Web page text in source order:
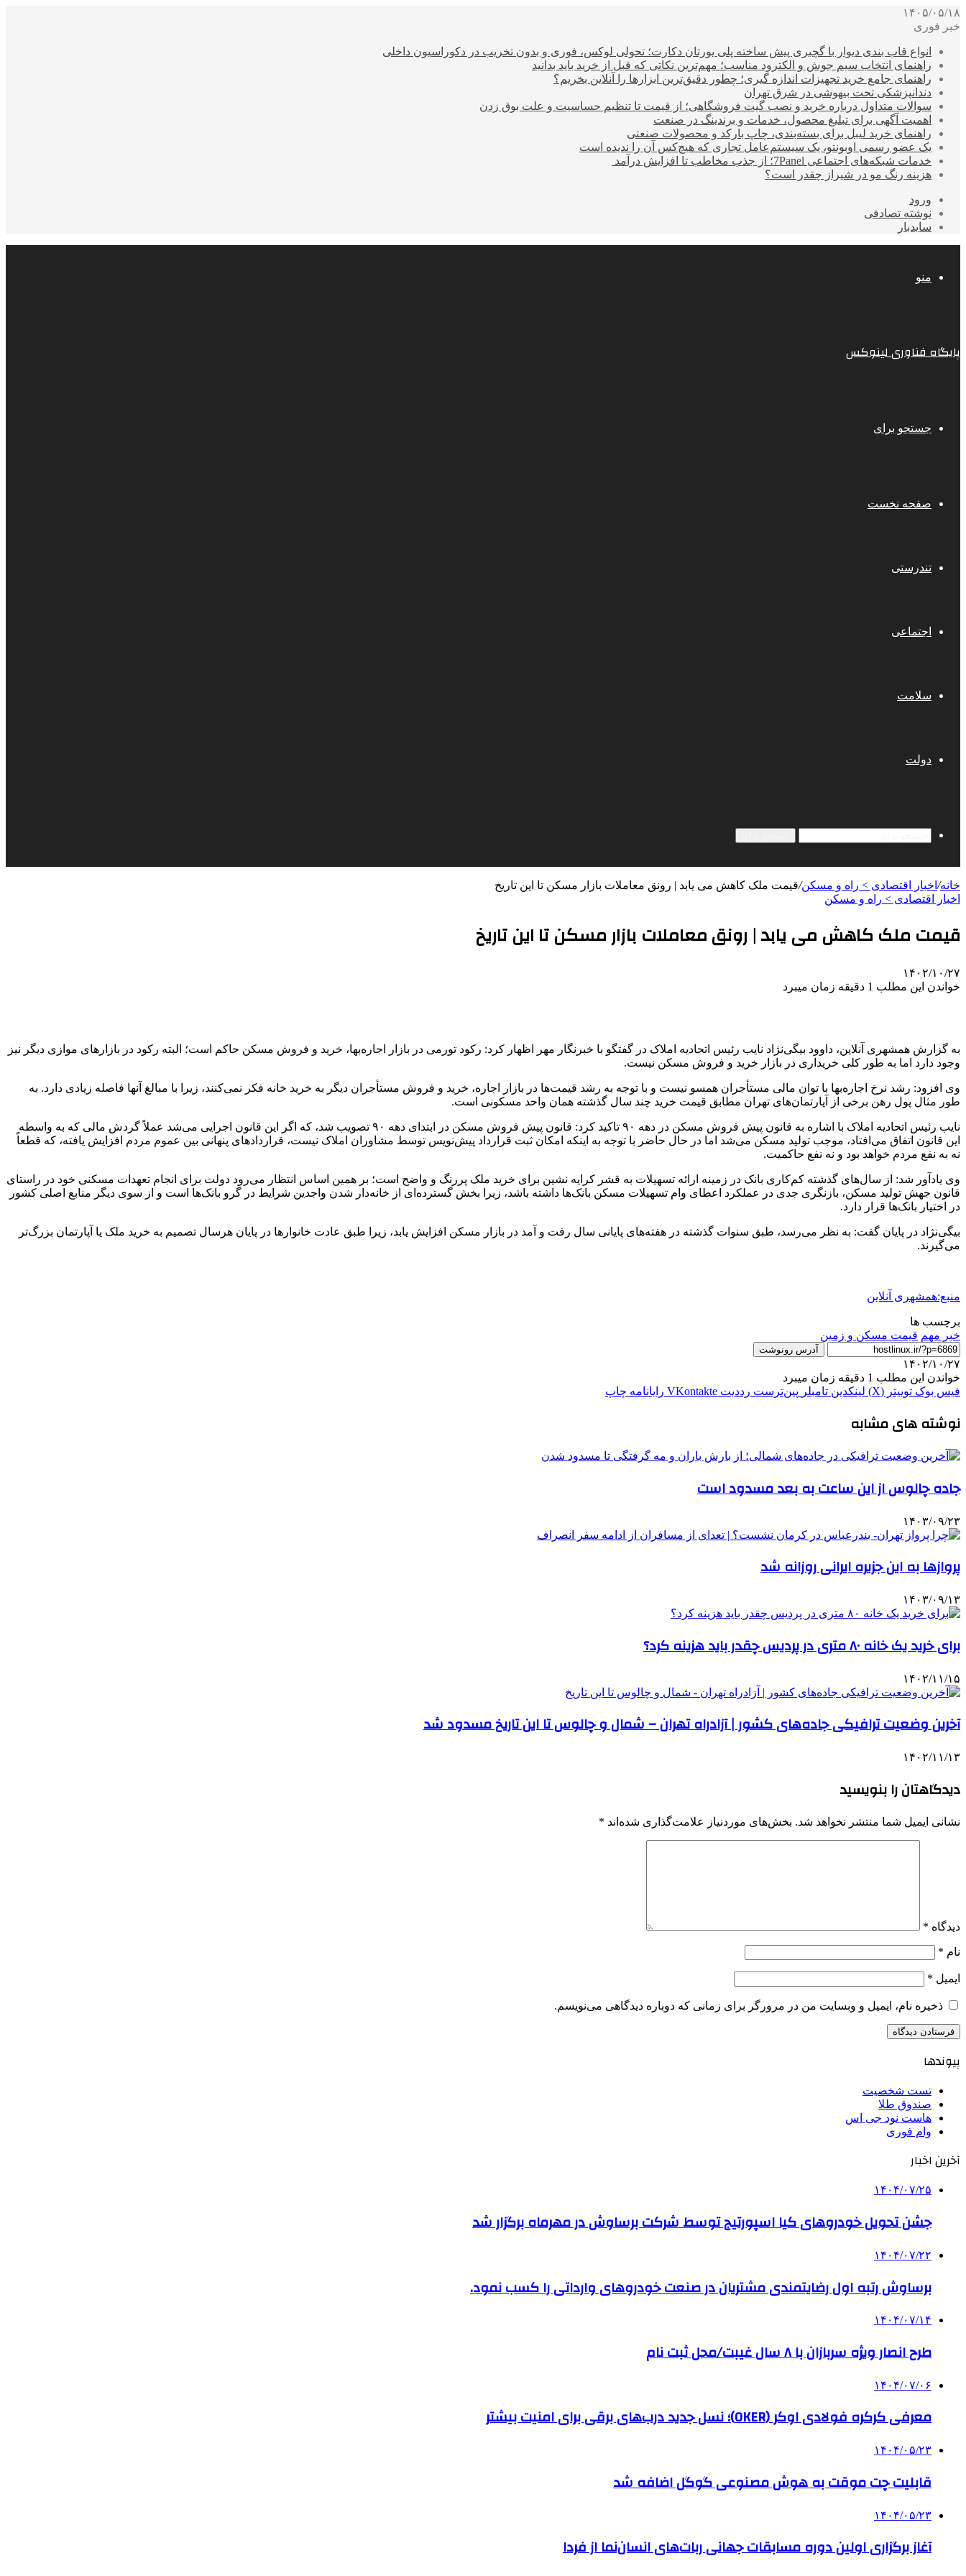
۱۴۰۵/۰۵/۱۸
خبر فوری
انواع قاب بندی دیوار با گچبری پیش ساخته پلی یورتان دکارت؛ تحولی لوکس، فوری و بدون تخریب در دکوراسیون داخلی
راهنمای انتخاب سیم جوش و الکترود مناسب؛ مهم‌ترین نکاتی که قبل از خرید باید بدانید
راهنمای جامع خرید تجهیزات اندازه گیری؛ چطور دقیق‌ترین ابزارها را آنلاین بخریم؟
دندانپزشکی تحت بیهوشی در شرق تهران
سوالات متداول درباره خرید و نصب گیت فروشگاهی؛ از قیمت تا تنظیم حساسیت و علت بوق زدن
اهمیت آگهی برای تبلیغ محصول، خدمات و برندینگ در صنعت
راهنمای خرید لیبل برای بسته‌بندی، چاپ بارکد و محصولات صنعتی
یک عضو رسمی اوبونتو، یک سیستم‌عامل تجاری که هیچ‌کس آن را ندیده است
خدمات شبکه‌های اجتماعی 7Panel؛ از جذب مخاطب تا افزایش درآمد
هزینه رنگ مو در شیراز چقدر است؟
ورود
نوشته تصادفی
سایدبار
منو
پایگاه فناوری لینوکس
جستجو برای
صفحه نخست
تندرستی
اجتماعی
سلامت
دولت
خانه/ اخبار اقتصادی > راه و مسکن/قیمت ملک کاهش می یابد | رونق معاملات بازار مسکن تا این تاریخ
اخبار اقتصادی > راه و مسکن
قیمت ملک کاهش می یابد | رونق معاملات بازار مسکن تا این تاریخ
۱۴۰۲/۱۰/۲۷
خواندن این مطلب 1 دقیقه زمان میبرد
به گزارش همشهری آنلاین،‌ داوود بیگی‌نژاد نایب رئیس اتحادیه املاک در گفتگو با خبرنگار مهر اظهار کرد: رکود تورمی در بازار اجاره‌بها، خرید و فروش مسکن حاکم است؛ البته رکود در بازارهای موازی دیگر نیز
وجود دارد اما به طور کلی خریداری در بازار خرید و فروش مسکن نیست.
وی افزود: رشد نرخ اجاره‌بها با توان مالی مستأجران همسو نیست و با توجه به رشد قیمت‌ها در بازار اجاره، خرید و فروش مستأجران دیگر به خرید خانه فکر نمی‌کنند، زیرا با مبالغ آنها فاصله زیادی دارد. به
طور مثال پول رهن برخی از آپارتمان‌های تهران مطابق قیمت خرید چند سال گذشته همان واحد مسکونی است.
نایب رئیس اتحادیه املاک با اشاره به قانون پیش فروش مسکن در دهه ۹۰ تاکید کرد: قانون پیش فروش مسکن در ابتدای دهه ۹۰ تصویب شد، که اگر این قانون اجرایی می‌شد عملاً گردش مالی که به واسطه
این قانون اتفاق می‌افتاد، موجب تولید مسکن می‌شد اما در حال حاضر با توجه به اینکه امکان ثبت قرارداد پیش‌نویس توسط مشاوران املاک نیست، قراردادهای پنهانی بین عموم مردم افزایش یافته، که قطعاً
نه به نفع مردم خواهد بود و نه نفع حاکمیت.
وی یادآور شد: از سال‌های گذشته کم‌کاری بانک در زمینه ارائه تسهیلات به قشر کرایه نشین برای خرید ملک پررنگ و واضح است؛ بر همین اساس انتظار می‌رود دولت برای انجام تعهدات مسکنی خود در راستای
قانون جهش تولید مسکن، بازنگری جدی در عملکرد اعطای وام تسهیلات مسکن بانک‌ها داشته باشد، زیرا بخش گسترده‌ای از خانه‌دار شدن واجدین شرایط در گرو بانک‌ها است و از سوی دیگر منابع اصلی کشور
در اختیار بانک‌ها قرار دارد.
بیگی‌نژاد در پایان گفت: به نظر می‌رسد، طبق سنوات گذشته در هفته‌های پایانی سال رفت و آمد در بازار مسکن افزایش یابد، زیرا طبق عادت خانوارها در پایان هرسال تصمیم به خرید ملک یا آپارتمان بزرگ‌تر
می‌گیرند.
منبع:همشهری آنلاین
برچسب ها
خبر مهم قیمت مسکن و زمین
آدرس رونوشت
۱۴۰۲/۱۰/۲۷
خواندن این مطلب 1 دقیقه زمان میبرد
فیس بوک توییتر (X) لینکدین ‫تامبلر ‫پین‌ترست ‫رددیت ‫VKontakte رایانامه چاپ
نوشته های مشابه
جاده چالوس از این ساعت به بعد مسدود است
۱۴۰۳/۰۹/۲۳
پروازها به این جزیره ایرانی روزانه شد
۱۴۰۳/۰۹/۱۳
برای خرید یک خانه ۸۰ متری در پردیس چقدر باید هزینه کرد؟
۱۴۰۲/۱۱/۱۵
آخرین وضعیت ترافیکی جاده‌های کشور | آزادراه تهران – شمال و چالوس تا این تاریخ مسدود شد
۱۴۰۲/۱۱/۱۳
دیدگاهتان را بنویسید
نشانی ایمیل شما منتشر نخواهد شد. بخش‌های موردنیاز علامت‌گذاری شده‌اند *
دیدگاه *
نام *
ایمیل *
ذخیره نام، ایمیل و وبسایت من در مرورگر برای زمانی که دوباره دیدگاهی می‌نویسم.
پیوندها
تست شخصیت
صندوق طلا
هاست نود جی اس
وام فوری
آخرین اخبار
۱۴۰۴/۰۷/۲۵
جشن تحویل خودروهای کیا اسپورتیج توسط شرکت برساوش در مهرماه برگزار شد
۱۴۰۴/۰۷/۲۲
برساوش رتبه اول رضایتمندی مشتریان در صنعت خودروهای وارداتی را کسب نمود.
۱۴۰۴/۰۷/۱۴
طرح انصار ویژه سربازان با ۸ سال غیبت/محل ثبت نام
۱۴۰۴/۰۷/۰۶
معرفی کرکره فولادی اوکر (OKER)؛ نسل جدید درب‌های برقی برای امنیت بیشتر
۱۴۰۴/۰۵/۲۳
قابلیت چت موقت به هوش مصنوعی گوگل اضافه شد
۱۴۰۴/۰۵/۲۳
آغاز برگزاری اولین دوره مسابقات جهانی ربات‌های انسان‌نما از فردا